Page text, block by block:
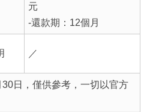
元
-還款期：12個月
／
日，僅供參考，一切以官方